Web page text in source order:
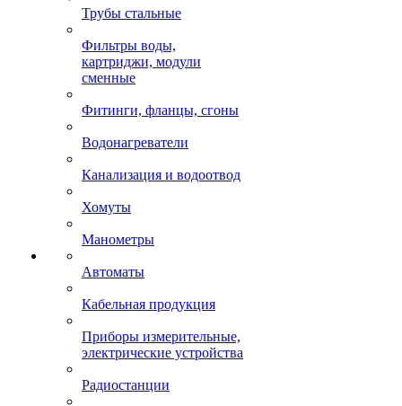
Трубы стальные
Фильтры воды,
картриджи, модули
сменные
Фитинги, фланцы, сгоны
Водонагреватели
Канализация и водоотвод
Хомуты
Манометры
Автоматы
Кабельная продукция
Приборы измерительные,
электрические устройства
Радиостанции